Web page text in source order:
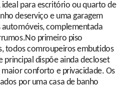
para escritório ou quarto de
deserviço e uma garagem
complementada
primeiro piso
todos comroupeiros embutidos
principal dispõe ainda decloset
conforto e privacidade. Os
por uma casa de banho